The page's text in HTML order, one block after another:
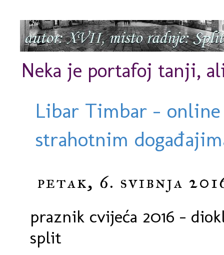
Neka je portafoj tanji,
Libar Timbar -
strahotnim
petak, 6. svibnja
praznik cvijeća 2016 -
split